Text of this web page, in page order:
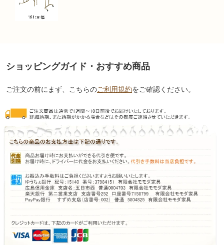
ショッピングガイド・おすすめ商品
ご注文の前にまず、こちらのご利用規約をご確認ください。